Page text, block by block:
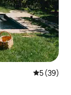
5 (39)